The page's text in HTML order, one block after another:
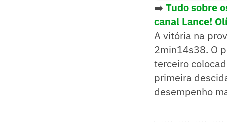
➡️ Tudo sobre
canal Lance!
A vitória na
2min14s38. O
terceiro
primeira
desempenho